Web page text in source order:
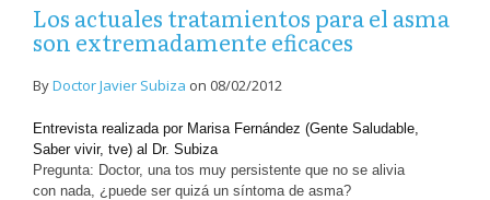
Los actuales tratamientos para el asma
son extremadamente eficaces
ByDoctor Javier Subiza on 08/02/2012
Entrevista realizada por Marisa Fernández (Gente Saludable,
Saber vivir, tve) al Dr. Subiza
Pregunta: Doctor, una tos muy persistente que no se alivia
con nada, ¿puede ser quizá un síntoma de asma?